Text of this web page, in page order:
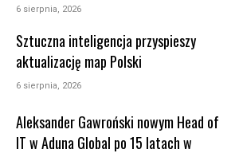
6 sierpnia, 2026
Sztuczna inteligencja przyspieszy
aktualizację map Polski
6 sierpnia, 2026
Aleksander Gawroński nowym Head of
IT w Aduna Global po 15 latach w